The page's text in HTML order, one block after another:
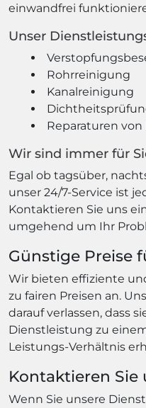
einwandfrei
Unser
Rohrreinigung
Kanalreinigung
Reparaturen
Wir sind immer für
Egal ob tagsüber,
unser 24/7-Service ist
Kontaktieren Sie uns
umgehend um Ihr
Günstige Preise
Wir bieten effiziente
zu fairen Preisen an.
darauf verlassen, dass
Dienstleistung zu
Leistungs-Verhältnis
Kontaktieren Sie
Wenn Sie unsere